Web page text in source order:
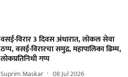
वसई-विरार 3 दिवस अंधारात, लोकल सेवा
ठप्प, वसई-विरारचा समुद्र, महापालिका ढिम्म,
लोकप्रतिनिधी गप्प
Suprim Maskar 08 Jul 2026